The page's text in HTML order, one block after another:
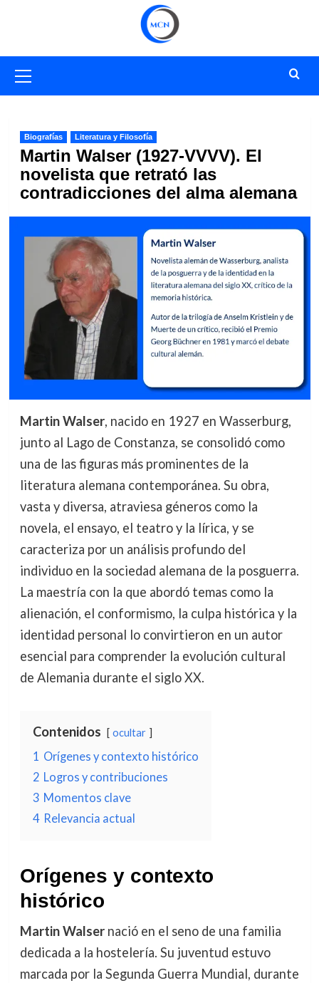
primario
Biografías Literatura y Filosofía
Martin Walser (1927-VVVV). El
novelista que retrató las
contradicciones del alma alemana
Martin Walser, nacido en 1927 en Wasserburg,
junto al Lago de Constanza, se consolidó como
una de las figuras más prominentes de la
literatura alemana contemporánea. Su obra,
vasta y diversa, atraviesa géneros como la
novela, el ensayo, el teatro y la lírica, y se
caracteriza por un análisis profundo del
individuo en la sociedad alemana de la posguerra.
La maestría con la que abordó temas como la
alienación, el conformismo, la culpa histórica y la
identidad personal lo convirtieron en un autor
esencial para comprender la evolución cultural
de Alemania durante el siglo XX.
Contenidos ocultar
1 Orígenes y contexto histórico
2 Logros y contribuciones
3 Momentos clave
4 Relevancia actual
Orígenes y contexto
histórico
Martin Walsernació en el seno de una familia
dedicada a la hostelería. Su juventud estuvo
marcada por la Segunda Guerra Mundial, durante